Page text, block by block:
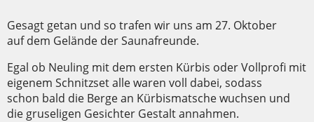
Gesagt getan und so trafen wir uns am 27. Oktober
auf dem Gelände der Saunafreunde.
Egal ob Neuling mit dem ersten Kürbis oder Vollprofi mit
eigenem Schnitzset alle waren voll dabei, sodass
schon bald die Berge an Kürbismatsche wuchsen und
die gruseligen Gesichter Gestalt annahmen.